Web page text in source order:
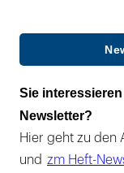
Sie
Newsletter?
Hier geht zu den
und zm Heft-